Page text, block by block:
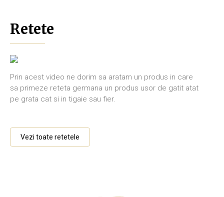
Retete
Prin acest video ne dorim sa aratam un produs in care
sa primeze reteta germana un produs usor de gatit atat
pe grata cat si in tigaie sau fier.
Vezi toate retetele